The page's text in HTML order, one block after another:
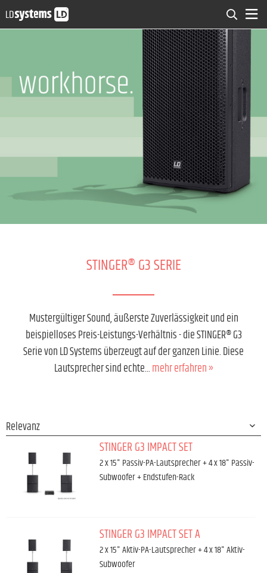
STINGER® G3 SERIE
Mustergültiger Sound, äußerste Zuverlässigkeit und ein
beispielloses Preis-Leistungs-Verhältnis - die STINGER® G3
Serie von LD Systems überzeugt auf der ganzen Linie. Diese
Lautsprecher sind echte...mehr erfahren »
STINGER G3 IMPACT SET
2 x 15" Passiv-PA-Lautsprecher + 4 x 18" Passiv-
Subwoofer + Endstufen-Rack
STINGER G3 IMPACT SET A
2 x 15" Aktiv-PA-Lautsprecher + 4 x 18" Aktiv-
Subwoofer